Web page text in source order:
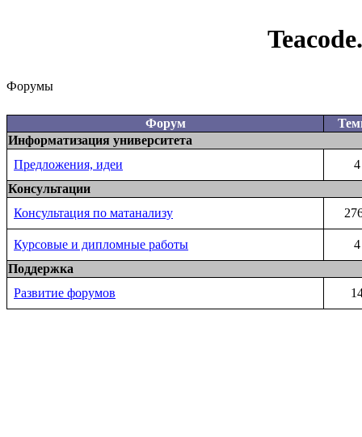
Форумы
Форум
Информатизация университета
Предложения, идеи
4
Консультации
Консультация по матанализу
Курсовые и дипломные работы
4
Поддержка
Развитие форумов